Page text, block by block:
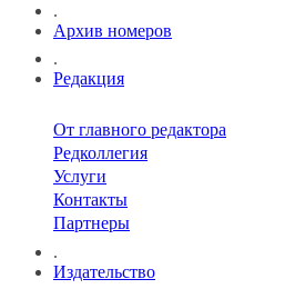
.
Архив номеров
.
Редакция
От главного редактора
Редколлегия
Услуги
Контакты
Партнеры
.
Издательство